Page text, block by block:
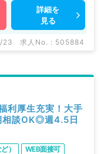
クなどの医療機
下さい。
詳細を
見る
23 求人No. : 505884
厚生充実！大手
相談OK◎週4.5日
） WEB面接可